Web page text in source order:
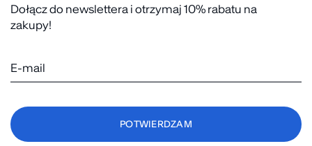
Dołącz do newslettera i otrzymaj 10% rabatu na
zakupy!